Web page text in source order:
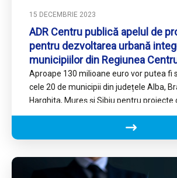
15 DECEMBRIE 2023
ADR Centru publică apelul de
pentru dezvoltarea urbană
municipiilor din Regiunea
Aproape 130 milioane euro vor putea fi
cele 20 de municipii din județele Alba,
Harghita, Mureș și Sibiu pentru proiecte